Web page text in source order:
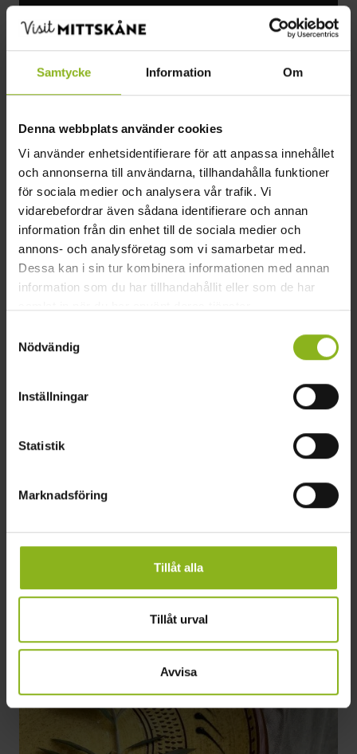
Samtycke Information Om
Denna webbplats använder cookies
Vi använder enhetsidentifierare för att anpassa innehållet
och annonserna till användarna, tillhandahålla funktioner
för sociala medier och analysera vår trafik. Vi
vidarebefordrar även sådana identifierare och annan
information från din enhet till de sociala medier och
annons- och analysföretag som vi samarbetar med.
Dessa kan i sin tur kombinera informationen med annan
information som du har tillhandahållit eller som de har
Nödvändig
Inställningar
Statistik
Marknadsföring
Tillåt alla
Tillåt urval
Avvisa
LANTLIG SHOPPING
Önneköps Lanthandel
Önneköp